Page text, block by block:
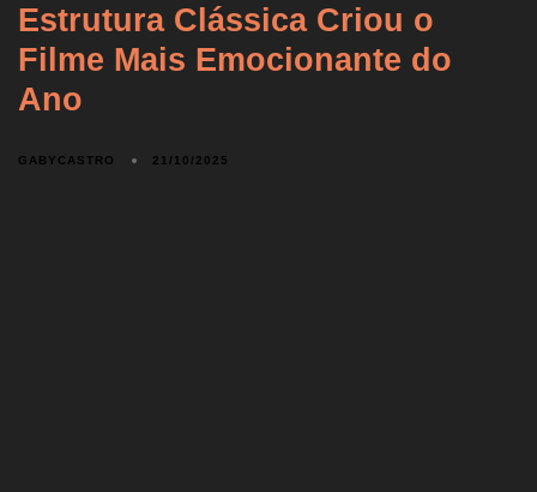
Estrutura Clássica Criou o
Filme Mais Emocionante do
Ano
GABYCASTRO 21/10/2025